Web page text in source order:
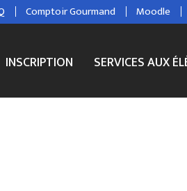
Comptoir Gourmand Moodle
INSCRIPTION SERVICES AUX